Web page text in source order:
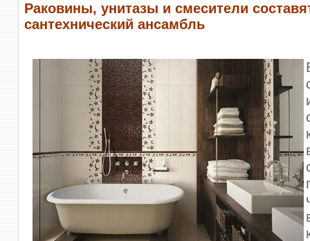
Раковины, унитазы и смесители
сантехнический ансамбль